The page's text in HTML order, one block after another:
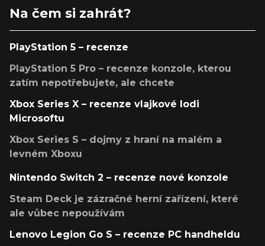
Na čem si zahrát?
PlayStation 5 – recenze
PlayStation 5 Pro – recenze konzole, kterou
zatím nepotřebujete, ale chcete
Xbox Series X – recenze vlajkové lodi
Microsoftu
Xbox Series S – dojmy z hraní na malém a
levném Xboxu
Nintendo Switch 2 – recenze nové konzole
Steam Deck je zázračné herní zařízení, které
ale vůbec nepoužívám
Lenovo Legion Go S – recenze PC handheldu